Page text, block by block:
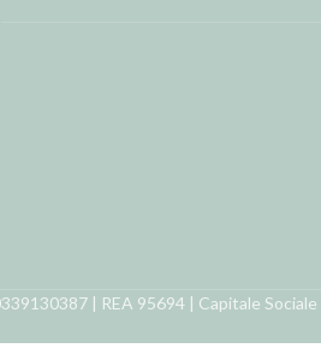
| REA 95694 | Capitale Sociale